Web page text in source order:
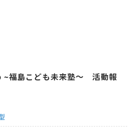
福島こども未来塾～ 活動報